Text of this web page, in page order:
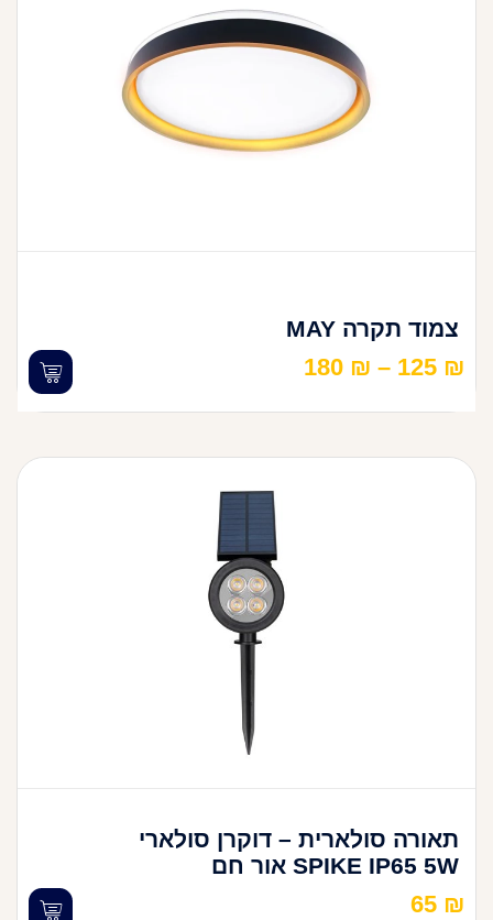
צמוד תקרה MAY
125 ₪
–
180 ₪
תאורה סולארית – דוקרן סולארי
SPIKE IP65 5W אור חם
65 ₪